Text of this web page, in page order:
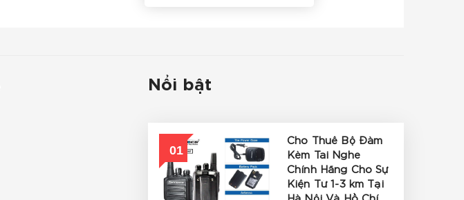
Nổi bật
01
Cho Thuê Bộ Đàm
Kèm Tai Nghe
Chính Hãng Cho Sự
Kiện Từ 1-3 km Tại